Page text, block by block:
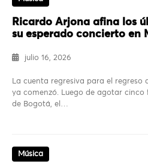
Ricardo Arjona afina los
su esperado concierto en
julio 16, 2026
La cuenta regresiva para el regreso
ya comenzó. Luego de agotar cinco
de Bogotá, el…
Música